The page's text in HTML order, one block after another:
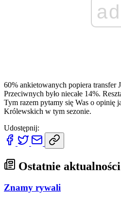
ad
60% ankietowanych popiera transfer
Przeciwnych było niecałe 14%.
Tym razem pytamy się Was o opinię
Królewskich w tym sezonie.
Udostępnij:
Ostatnie aktualności
Znamy rywali